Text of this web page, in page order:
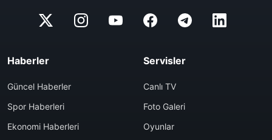
Haberler
Güncel Haberler
Spor Haberleri
Ekonomi Haberleri
Servisler
Canlı TV
Foto Galeri
Oyunlar